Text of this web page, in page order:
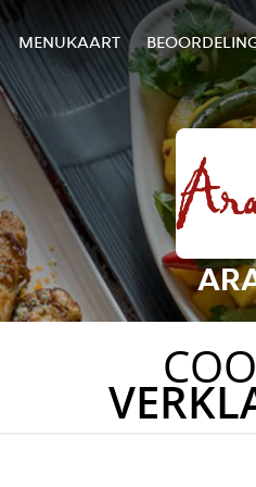
MENUKAART